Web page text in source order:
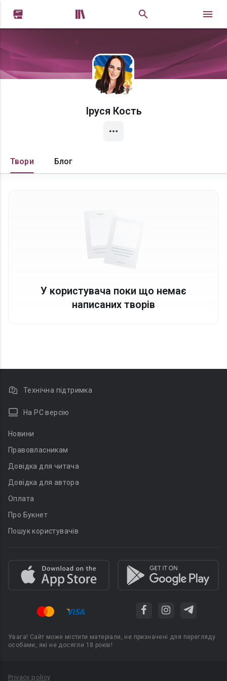
 
Іруся Кость
Твори Блог
У користувача поки що немає
написаних творів
Технічна підтримка
На PC версію
Новини
Правовласникам
Довідка для читача
Довідка для автора
Оплата
Про Букнет
Пошук користувачів
Увага! Сайт може містити матеріали, не призначені для перегляду
особами, які не досягли 18 років!
Privacy policy